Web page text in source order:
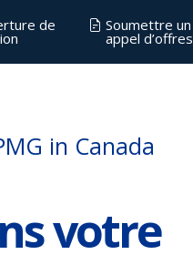
de Soumettre un
appel d’offres
votre